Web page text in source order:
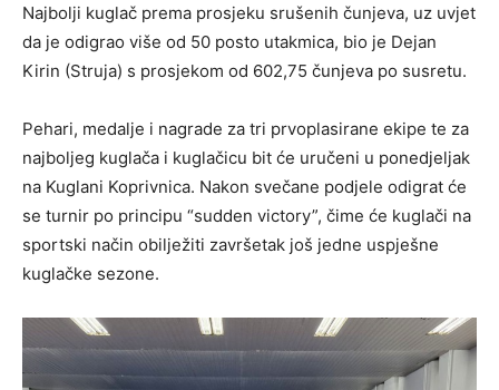
Najbolji kuglač prema prosjeku srušenih čunjeva, uz uvjet
da je odigrao više od 50 posto utakmica, bio je Dejan
Kirin (Struja) s prosjekom od 602,75 čunjeva po susretu.
Pehari, medalje i nagrade za tri prvoplasirane ekipe te za
najboljeg kuglača i kuglačicu bit će uručeni u ponedjeljak
na Kuglani Koprivnica. Nakon svečane podjele odigrat će
se turnir po principu “sudden victory”, čime će kuglači na
sportski način obilježiti završetak još jedne uspješne
kuglačke sezone.